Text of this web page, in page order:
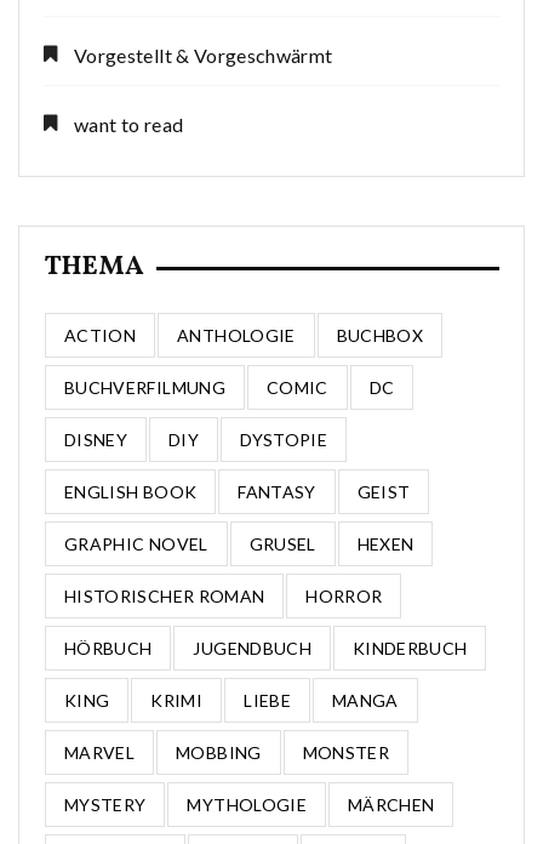
Vorgestellt & Vorgeschwärmt
want to read
THEMA
ACTION ANTHOLOGIE BUCHBOX
BUCHVERFILMUNG COMIC DC
DISNEY DIY DYSTOPIE
ENGLISH BOOK FANTASY GEIST
GRAPHIC NOVEL GRUSEL HEXEN
HISTORISCHER ROMAN HORROR
HÖRBUCH JUGENDBUCH KINDERBUCH
KING KRIMI LIEBE MANGA
MARVEL MOBBING MONSTER
MYSTERY MYTHOLOGIE MÄRCHEN